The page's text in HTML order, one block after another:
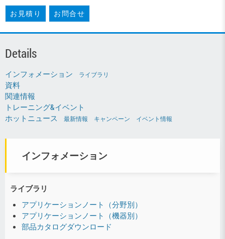
お見積り お問合せ
Details
インフォメーション ライブラリ
資料
関連情報
トレーニング&イベント
ホットニュース
最新情報 キャンペーン イベント情報
インフォメーション
ライブラリ
アプリケーションノート（分野別）
アプリケーションノート（機器別）
部品カタログダウンロード